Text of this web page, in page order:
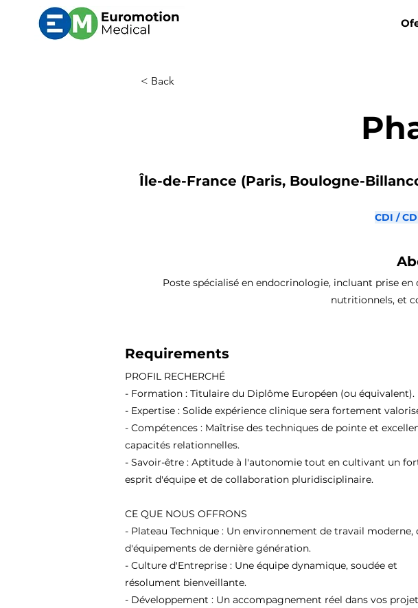
< Back
Île-de-France (Paris, Boulogne-
CDI /
Poste spécialisé en endocrinologie, incluant prise
nutritionnels, et
Requirements
PROFIL RECHERCHÉ
- Formation : Titulaire du Diplôme Européen (ou équivalent).
- Expertise : Solide expérience clinique sera fortement
- Compétences : Maîtrise des techniques de pointe et
capacités relationnelles.
- Savoir-être : Aptitude à l'autonomie tout en cultivant un
esprit d'équipe et de collaboration pluridisciplinaire.
CE QUE NOUS OFFRONS
- Plateau Technique : Un environnement de travail moderne,
d'équipements de dernière génération.
- Culture d'Entreprise : Une équipe dynamique, soudée et
résolument bienveillante.
- Développement : Un accompagnement réel dans vos